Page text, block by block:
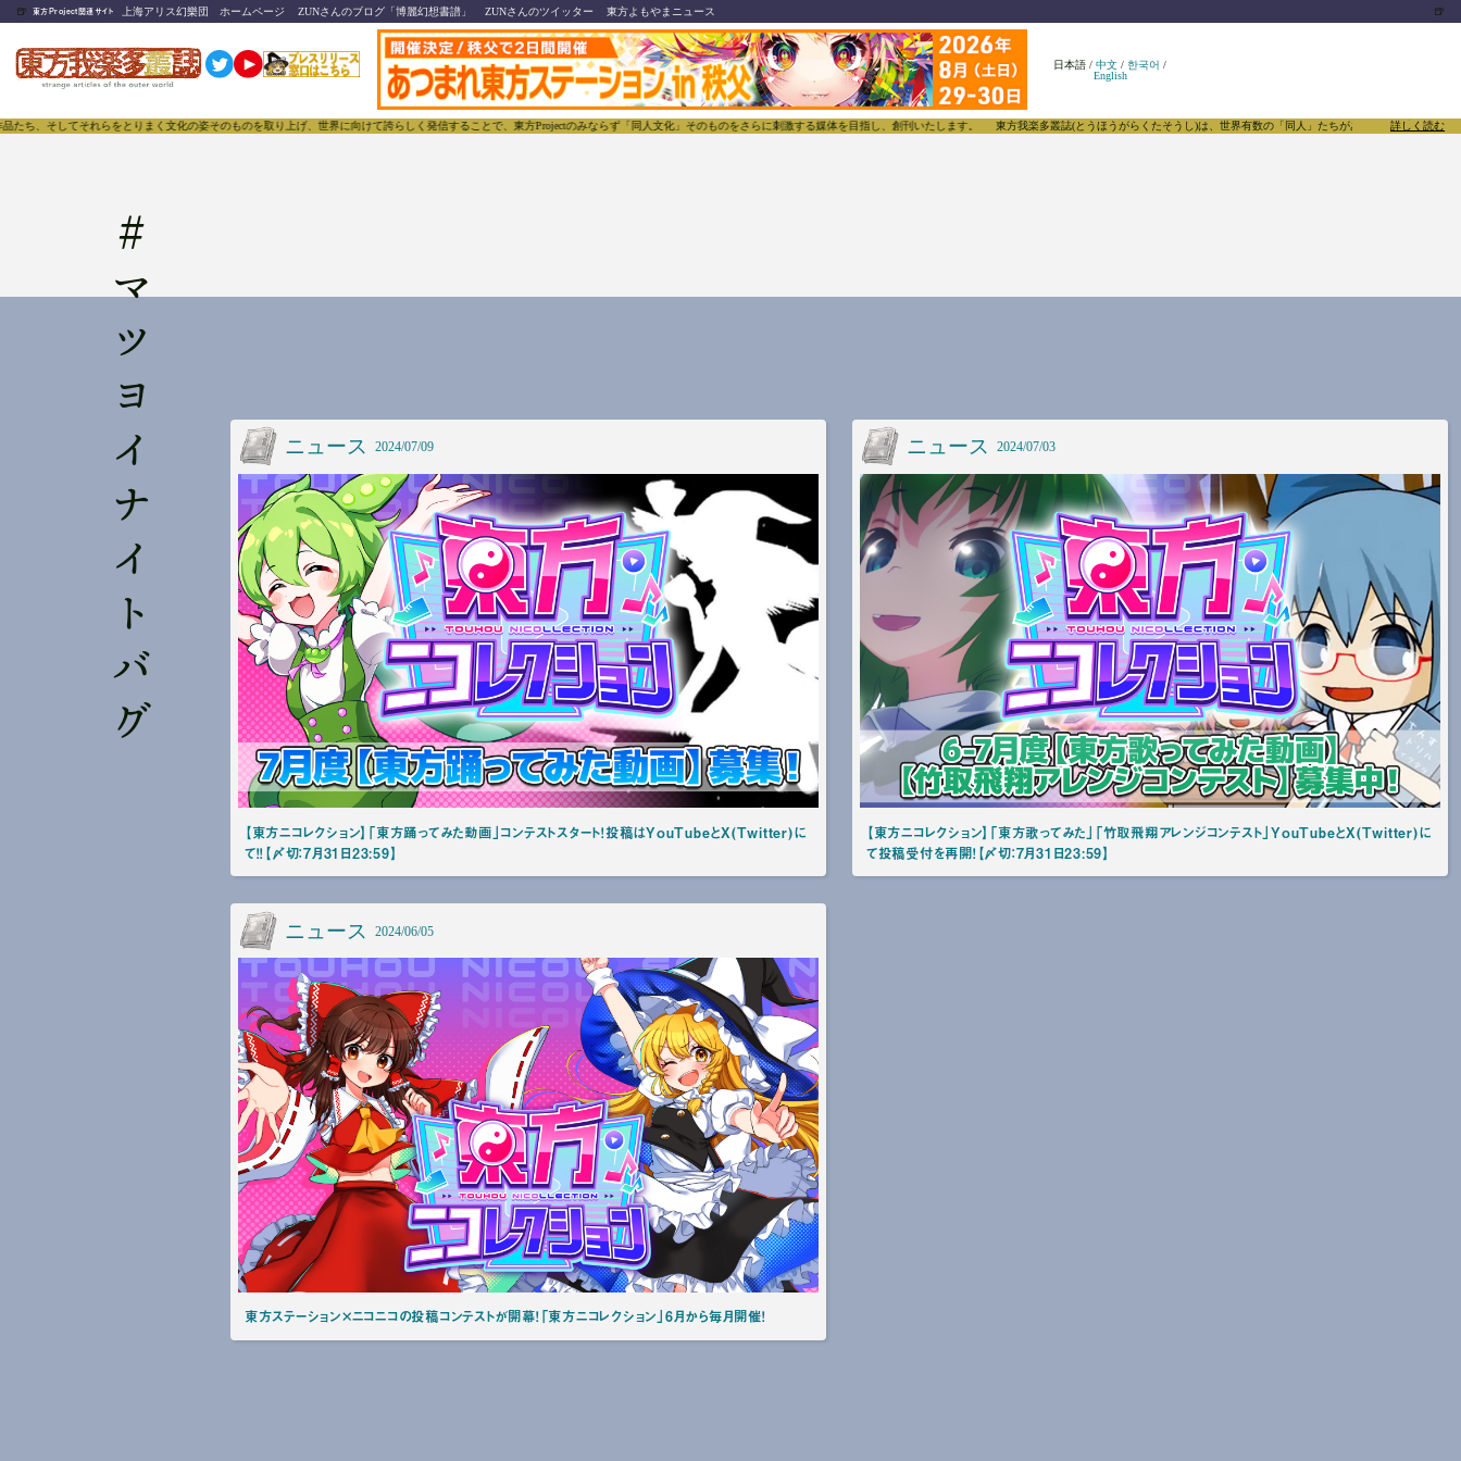
🍺 東方Project関連サイト 上海アリス幻樂団 ホームページ ZUNさんのブログ「博麗幻想書譜」 ZUNさんのツイッター 東方よもやまニュース 🍺
日本語 /中文 /한국어 /
English
してそれらをとりまく文化の姿そのものを取り上げ、世界に向けて誇らしく発信することで、東方Projectのみならず「同人文化」そのものをさらに刺激する媒体を目指し、創刊いたします。 東方我楽多叢誌(とうほうがらくたそうし)は、世界有数の「同人」たちがあふれる東方Projectにつ
詳しく読む
#
マツヨイナイトバグ ニュース 2024/07/09
【東方ニコレクション】「東方踊ってみた動画」コンテストスタート！投稿はYouTubeとX(Twitter)に
て！！【〆切：7月31日23:59】
ニュース 2024/07/03
【東方ニコレクション】「東方歌ってみた」「竹取飛翔アレンジコンテスト」YouTubeとX(Twitter)に
て投稿受付を再開！【〆切：7月31日23:59】
ニュース 2024/06/05
東方ステーション×ニコニコの投稿コンテストが開幕！「東方ニコレクション」6月から毎月開催！